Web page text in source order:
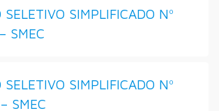
SELETIVO SIMPLIFICADO Nº
SMEC
SELETIVO SIMPLIFICADO Nº
SMEC